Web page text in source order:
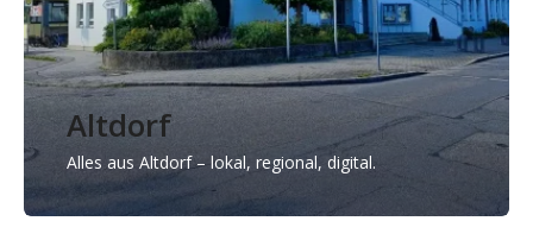
Altdorf
Alles aus Altdorf – lokal, regional, digital.